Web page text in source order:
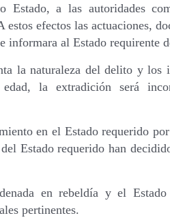
Estado, a las autoridades
efectos las actuaciones,
informara al Estado requirente
la naturaleza del delito y los
la extradición será
en el Estado requerido
Estado requerido han
en rebeldía y el
pertinentes.